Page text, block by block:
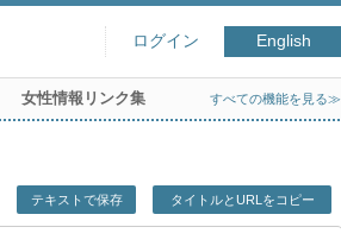
ログイン English
女性情報リンク集 すべての機能を見る≫
テキストで保存 タイトルとURLをコピー